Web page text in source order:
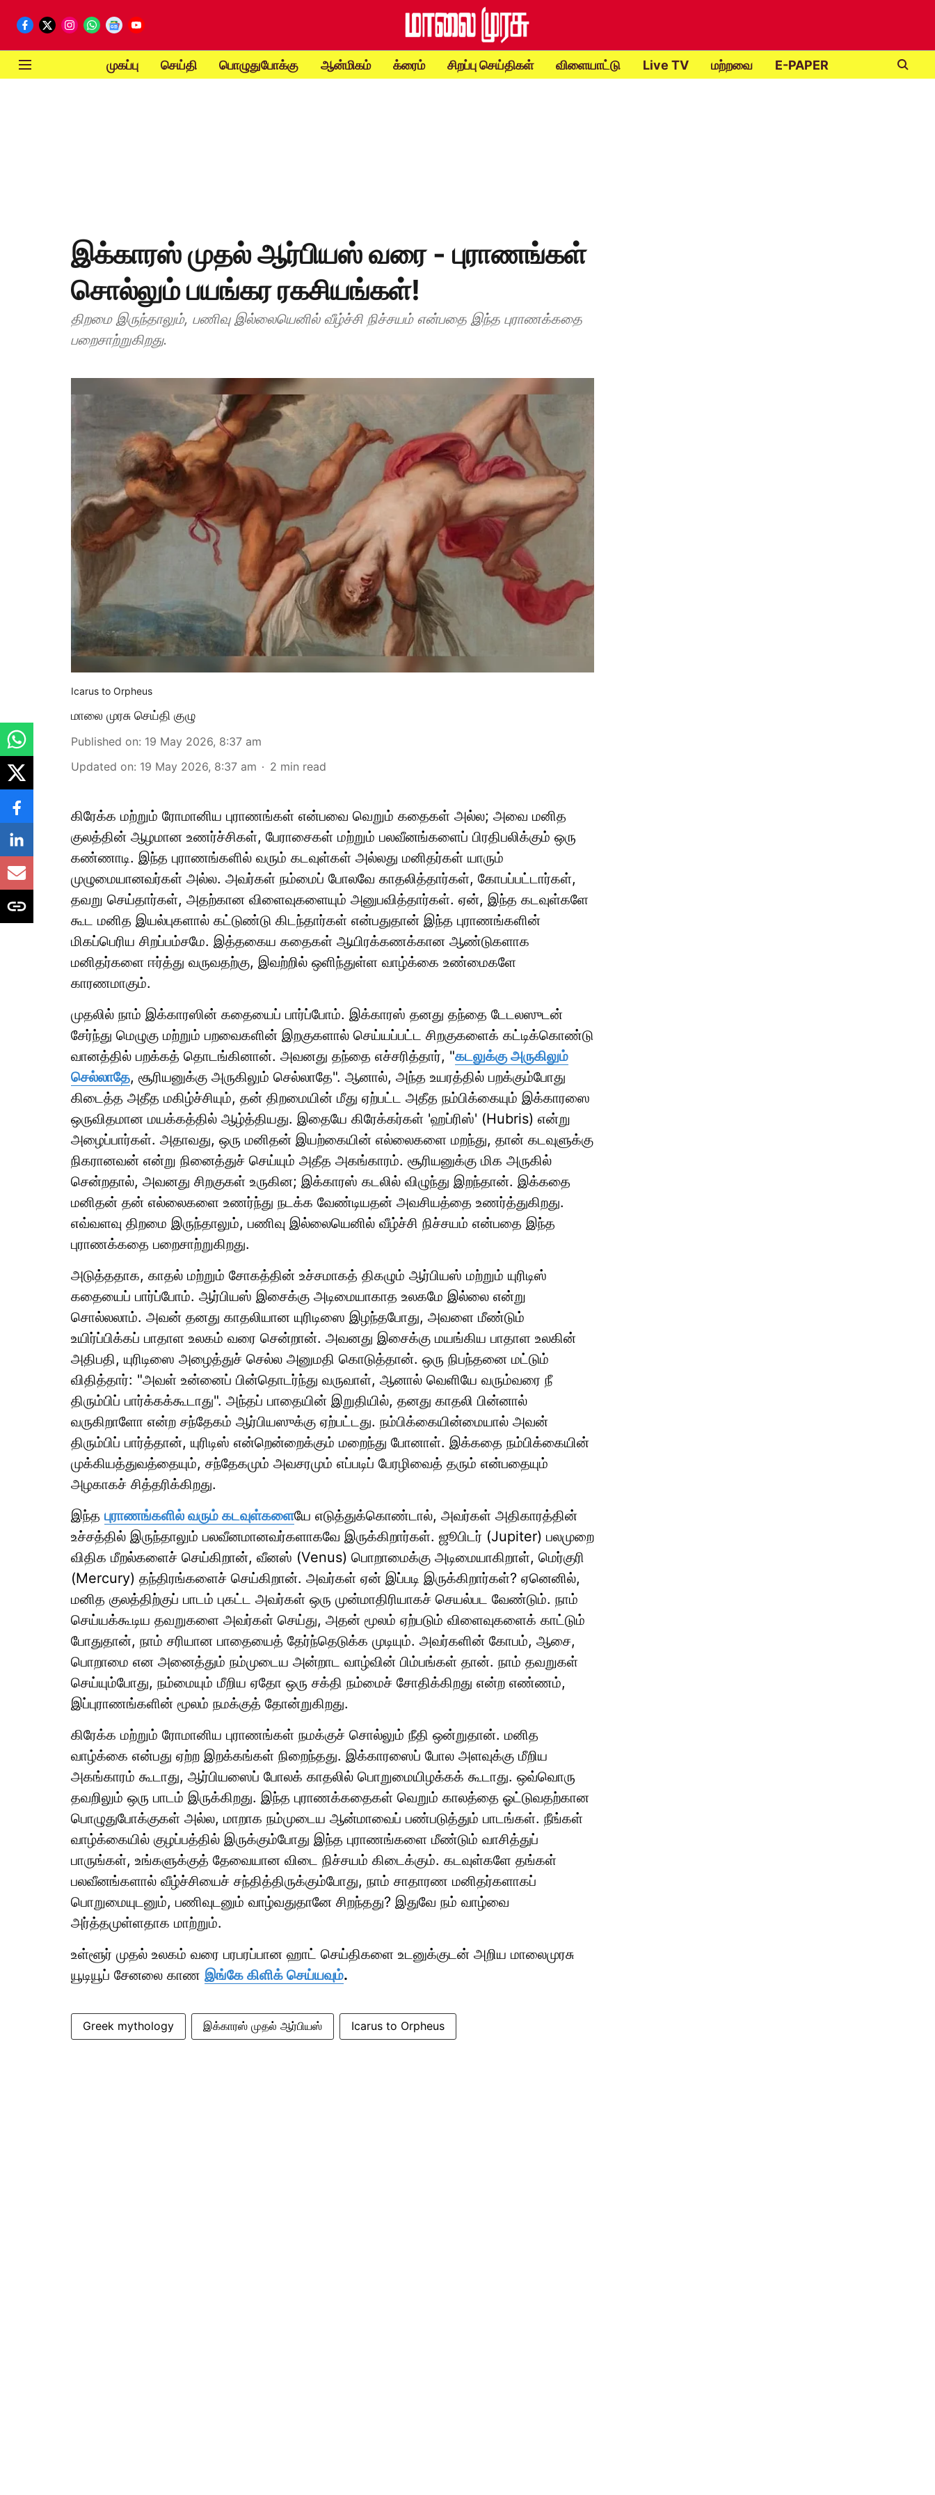
முகப்பு செய்தி பொழுதுபோக்கு ஆன்மிகம் க்ரைம் சிறப்பு செய்திகள் விளையாட்டு Live TV மற்றவை E-PAPER
இக்காரஸ் முதல் ஆர்பியஸ் வரை - புராணங்கள்
சொல்லும் பயங்கர ரகசியங்கள்!
திறமை இருந்தாலும், பணிவு இல்லையெனில் வீழ்ச்சி நிச்சயம் என்பதை இந்த புராணக்கதை
பறைசாற்றுகிறது.
Icarus to Orpheus
மாலை முரசு செய்தி குழு
Published on: 19 May 2026, 8:37 am
Updated on: 19 May 2026, 8:37 am 2 min read
கிரேக்க மற்றும் ரோமானிய புராணங்கள் என்பவை வெறும் கதைகள் அல்ல; அவை மனித
குலத்தின் ஆழமான உணர்ச்சிகள், பேராசைகள் மற்றும் பலவீனங்களைப் பிரதிபலிக்கும் ஒரு
கண்ணாடி. இந்த புராணங்களில் வரும் கடவுள்கள் அல்லது மனிதர்கள் யாரும்
முழுமையானவர்கள் அல்ல. அவர்கள் நம்மைப் போலவே காதலித்தார்கள், கோபப்பட்டார்கள்,
தவறு செய்தார்கள், அதற்கான விளைவுகளையும் அனுபவித்தார்கள். ஏன், இந்த கடவுள்களே
கூட மனித இயல்புகளால் கட்டுண்டு கிடந்தார்கள் என்பதுதான் இந்த புராணங்களின்
மிகப்பெரிய சிறப்பம்சமே. இத்தகைய கதைகள் ஆயிரக்கணக்கான ஆண்டுகளாக
மனிதர்களை ஈர்த்து வருவதற்கு, இவற்றில் ஒளிந்துள்ள வாழ்க்கை உண்மைகளே
காரணமாகும்.
முதலில் நாம் இக்காரஸின் கதையைப் பார்ப்போம். இக்காரஸ் தனது தந்தை டேடலஸுடன்
சேர்ந்து மெழுகு மற்றும் பறவைகளின் இறகுகளால் செய்யப்பட்ட சிறகுகளைக் கட்டிக்கொண்டு
வானத்தில் பறக்கத் தொடங்கினான். அவனது தந்தை எச்சரித்தார், "கடலுக்கு அருகிலும்
செல்லாதே, சூரியனுக்கு அருகிலும் செல்லாதே". ஆனால், அந்த உயரத்தில் பறக்கும்போது
கிடைத்த அதீத மகிழ்ச்சியும், தன் திறமையின் மீது ஏற்பட்ட அதீத நம்பிக்கையும் இக்காரஸை
ஒருவிதமான மயக்கத்தில் ஆழ்த்தியது. இதையே கிரேக்கர்கள் 'ஹப்ரிஸ்' (Hubris) என்று
அழைப்பார்கள். அதாவது, ஒரு மனிதன் இயற்கையின் எல்லைகளை மறந்து, தான் கடவுளுக்கு
நிகரானவன் என்று நினைத்துச் செய்யும் அதீத அகங்காரம். சூரியனுக்கு மிக அருகில்
சென்றதால், அவனது சிறகுகள் உருகின; இக்காரஸ் கடலில் விழுந்து இறந்தான். இக்கதை
மனிதன் தன் எல்லைகளை உணர்ந்து நடக்க வேண்டியதன் அவசியத்தை உணர்த்துகிறது.
எவ்வளவு திறமை இருந்தாலும், பணிவு இல்லையெனில் வீழ்ச்சி நிச்சயம் என்பதை இந்த
புராணக்கதை பறைசாற்றுகிறது.
அடுத்ததாக, காதல் மற்றும் சோகத்தின் உச்சமாகத் திகழும் ஆர்பியஸ் மற்றும் யுரிடிஸ்
கதையைப் பார்ப்போம். ஆர்பியஸ் இசைக்கு அடிமையாகாத உலகமே இல்லை என்று
சொல்லலாம். அவன் தனது காதலியான யுரிடிஸை இழந்தபோது, அவளை மீண்டும்
உயிர்ப்பிக்கப் பாதாள உலகம் வரை சென்றான். அவனது இசைக்கு மயங்கிய பாதாள உலகின்
அதிபதி, யுரிடிஸை அழைத்துச் செல்ல அனுமதி கொடுத்தான். ஒரு நிபந்தனை மட்டும்
விதித்தார்: "அவள் உன்னைப் பின்தொடர்ந்து வருவாள், ஆனால் வெளியே வரும்வரை நீ
திரும்பிப் பார்க்கக்கூடாது". அந்தப் பாதையின் இறுதியில், தனது காதலி பின்னால்
வருகிறாளோ என்ற சந்தேகம் ஆர்பியஸுக்கு ஏற்பட்டது. நம்பிக்கையின்மையால் அவன்
திரும்பிப் பார்த்தான், யுரிடிஸ் என்றென்றைக்கும் மறைந்து போனாள். இக்கதை நம்பிக்கையின்
முக்கியத்துவத்தையும், சந்தேகமும் அவசரமும் எப்படிப் பேரழிவைத் தரும் என்பதையும்
அழகாகச் சித்தரிக்கிறது.
இந்த புராணங்களில் வரும் கடவுள்களையே எடுத்துக்கொண்டால், அவர்கள் அதிகாரத்தின்
உச்சத்தில் இருந்தாலும் பலவீனமானவர்களாகவே இருக்கிறார்கள். ஜூபிடர் (Jupiter) பலமுறை
விதிக மீறல்களைச் செய்கிறான், வீனஸ் (Venus) பொறாமைக்கு அடிமையாகிறாள், மெர்குரி
(Mercury) தந்திரங்களைச் செய்கிறான். அவர்கள் ஏன் இப்படி இருக்கிறார்கள்? ஏனெனில்,
மனித குலத்திற்குப் பாடம் புகட்ட அவர்கள் ஒரு முன்மாதிரியாகச் செயல்பட வேண்டும். நாம்
செய்யக்கூடிய தவறுகளை அவர்கள் செய்து, அதன் மூலம் ஏற்படும் விளைவுகளைக் காட்டும்
போதுதான், நாம் சரியான பாதையைத் தேர்ந்தெடுக்க முடியும். அவர்களின் கோபம், ஆசை,
பொறாமை என அனைத்தும் நம்முடைய அன்றாட வாழ்வின் பிம்பங்கள் தான். நாம் தவறுகள்
செய்யும்போது, நம்மையும் மீறிய ஏதோ ஒரு சக்தி நம்மைச் சோதிக்கிறது என்ற எண்ணம்,
இப்புராணங்களின் மூலம் நமக்குத் தோன்றுகிறது.
கிரேக்க மற்றும் ரோமானிய புராணங்கள் நமக்குச் சொல்லும் நீதி ஒன்றுதான். மனித
வாழ்க்கை என்பது ஏற்ற இறக்கங்கள் நிறைந்தது. இக்காரஸைப் போல அளவுக்கு மீறிய
அகங்காரம் கூடாது, ஆர்பியஸைப் போலக் காதலில் பொறுமையிழக்கக் கூடாது. ஒவ்வொரு
தவறிலும் ஒரு பாடம் இருக்கிறது. இந்த புராணக்கதைகள் வெறும் காலத்தை ஓட்டுவதற்கான
பொழுதுபோக்குகள் அல்ல, மாறாக நம்முடைய ஆன்மாவைப் பண்படுத்தும் பாடங்கள். நீங்கள்
வாழ்க்கையில் குழப்பத்தில் இருக்கும்போது இந்த புராணங்களை மீண்டும் வாசித்துப்
பாருங்கள், உங்களுக்குத் தேவையான விடை நிச்சயம் கிடைக்கும். கடவுள்களே தங்கள்
பலவீனங்களால் வீழ்ச்சியைச் சந்தித்திருக்கும்போது, நாம் சாதாரண மனிதர்களாகப்
பொறுமையுடனும், பணிவுடனும் வாழ்வதுதானே சிறந்தது? இதுவே நம் வாழ்வை
அர்த்தமுள்ளதாக மாற்றும்.
உள்ளூர் முதல் உலகம் வரை பரபரப்பான ஹாட் செய்திகளை உடனுக்குடன் அறிய மாலைமுரசு
யூடியூப் சேனலை காண இங்கே கிளிக் செய்யவும்.
Greek mythology இக்காரஸ் முதல் ஆர்பியஸ் Icarus to Orpheus